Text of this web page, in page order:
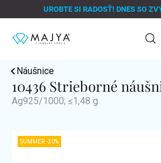
na
UROBTE SI RADOSŤ! DNES SO
Náušnice
10436 Strieborné
Ag925/1000; ≤1,48 g
SUMMER -30%